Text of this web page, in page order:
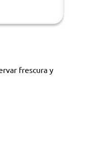
frescura y